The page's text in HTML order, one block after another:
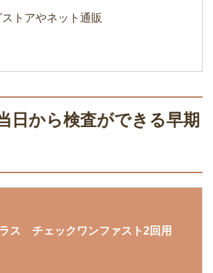
ストアやネット通販
日から検査ができる早期
ス チェックワンファスト2回用